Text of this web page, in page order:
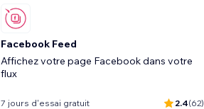
Facebook Feed
Affichez votre page Facebook dans votre
flux
7 jours d'essai gratuit 2.4(62)